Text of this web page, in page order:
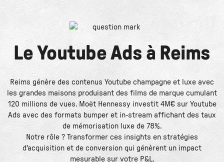
Le Youtube AdsàReims
Reims génère des contenus Youtube champagne et luxe avec
les grandes maisons produisant des films de marque cumulant
120 millions de vues. Moët Hennessy investit 4M€ sur Youtube
Ads avec des formats bumper et in-stream affichant des taux
de mémorisation luxe de 78%.
Notre rôle ? Transformer ces insights en stratégies
d'acquisition et de conversion qui génèrent un impact
mesurable sur votre P&L.